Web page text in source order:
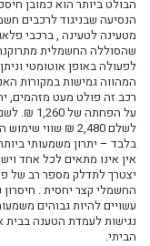
מימון וליסינג למשאית
יתרונות ליסינג מימוני
ליסינג מימוני או תפעולי
ליסינג מימוני שאלות נפוצות
ליסינג תפעולי לעסק שלך
מה זה ליסינג תפעולי פרטי?
המסמכים הנדרשים לפני ביצוע
כיצד לבחור חברת ליסינג
ליסינג מימוני לעסקים
רכב מסחרי קטן לעסק
הבולט ביותר הוא כמובן
הנסיעה שבניגוד לרכבים
מטעינה לטעינה , ברכבי
שהסוללה החשמלית
לפעולה באופן אוטומטי
המהווה גמישות במקורות
רכב זה פולט מעט מזהמים,
בלבד – יתרון משמעותי
אין אינו מתאים לכל אחד
יצטרך לתדלק מספר רב של
החשמלי קצר יחסית .
עשויים להיות גבוהים
נגישות לעמדת הטענה
הביתי.